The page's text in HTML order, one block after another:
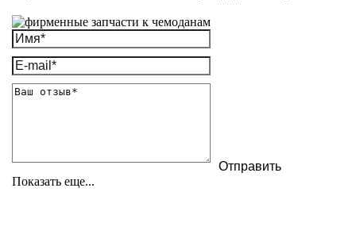
Показать еще...